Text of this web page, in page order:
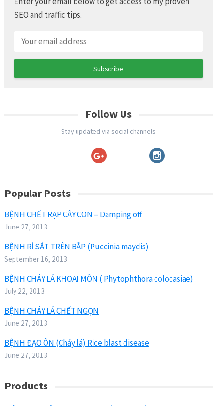
SEO and traffic tips.
Follow Us
Stay updated via social channels
Popular Posts
BỆNH CHẾT RẠP CÂY CON – Damping off
June 27, 2013
BỆNH RỈ SẮT TRÊN BẮP (Puccinia maydis)
September 16, 2013
BỆNH CHÁY LÁ KHOAI MÔN ( Phytophthora colocasiae)
July 22, 2013
BỆNH CHÁY LÁ CHẾT NGỌN
June 27, 2013
BỆNH ĐẠO ÔN (Cháy lá) Rice blast disease
June 27, 2013
Products